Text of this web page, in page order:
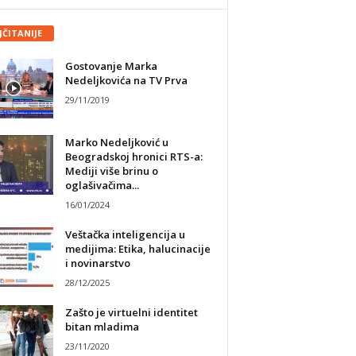
Gostovanje Marka
Nedeljkovića na TV Prva
29/11/2019
Marko Nedeljković u
Beogradskoj hronici RTS-a:
Mediji više brinu o
oglašivačima...
16/01/2024
Veštačka inteligencija u
medijima: Etika, halucinacije
i novinarstvo
28/12/2025
Zašto je virtuelni identitet
bitan mladima
23/11/2020